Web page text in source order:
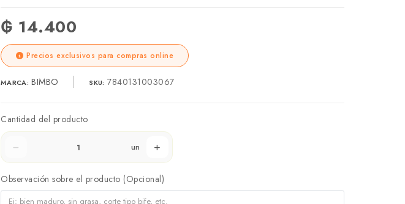
₲ 14.400
Precios exclusivos para compras online
MARCA: BIMBO SKU: 7840131003067
Cantidad del producto
un
Observación sobre el producto (Opcional)